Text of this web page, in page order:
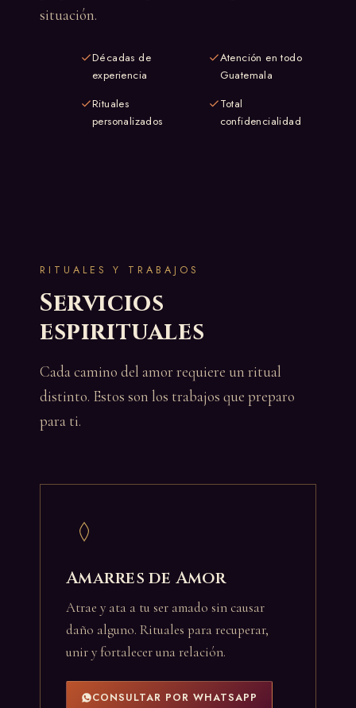
situación.
Décadas de
experiencia
Atención en todo
Guatemala
Rituales
personalizados
Total
confidencialidad
RITUALES Y TRABAJOS
Servicios
espirituales
Cada camino del amor requiere un ritual
distinto. Estos son los trabajos que preparo
para ti.
Amarres de Amor
Atrae y ata a tu ser amado sin causar
daño alguno. Rituales para recuperar,
unir y fortalecer una relación.
CONSULTAR POR WHATSAPP